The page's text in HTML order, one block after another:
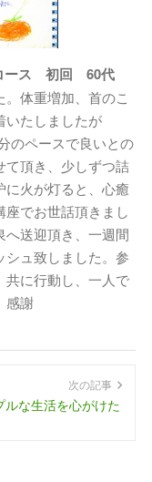
ース 初回 60代
体重増加、首のこ
いたしましたが
のペースで良いとの
て頂き、少しずつ詰
に火が灯ると、心癒
でお世話頂きまし
へ送迎頂き、一週間
シュ致しました。参
共に行動し、一人で
感謝
次の記事
ルな生活を心がけた